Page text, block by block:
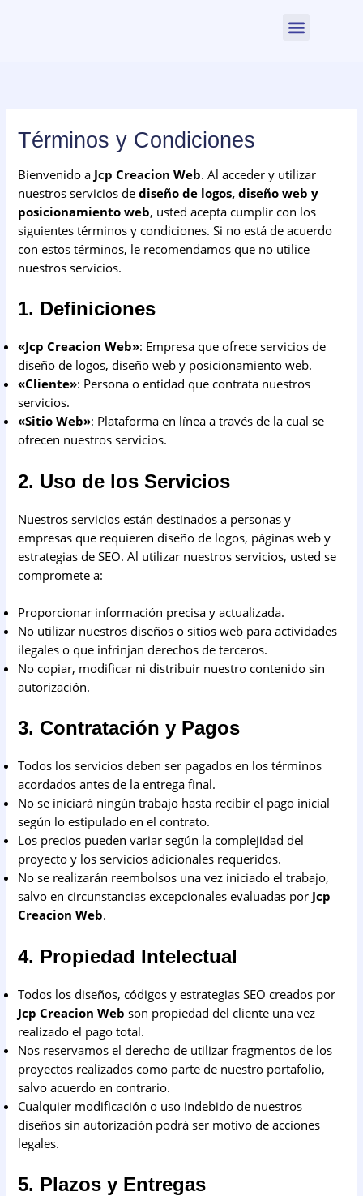
Términos y Condiciones
Bienvenido a Jcp Creacion Web. Al acceder y utilizar
nuestros servicios dediseño de logos, diseño web y
posicionamiento web, usted acepta cumplir con los
siguientes términos y condiciones. Si no está de acuerdo
con estos términos, le recomendamos que no utilice
nuestros servicios.
1. Definiciones
«Jcp Creacion Web»: Empresa que ofrece servicios de
diseño de logos, diseño web y posicionamiento web.
«Cliente»: Persona o entidad que contrata nuestros
servicios.
«Sitio Web»: Plataforma en línea a través de la cual se
ofrecen nuestros servicios.
2. Uso de los Servicios
Nuestros servicios están destinados a personas y
empresas que requieren diseño de logos, páginas web y
estrategias de SEO. Al utilizar nuestros servicios, usted se
compromete a:
Proporcionar información precisa y actualizada.
No utilizar nuestros diseños o sitios web para actividades
ilegales o que infrinjan derechos de terceros.
No copiar, modificar ni distribuir nuestro contenido sin
autorización.
3. Contratación y Pagos
Todos los servicios deben ser pagados en los términos
acordados antes de la entrega final.
No se iniciará ningún trabajo hasta recibir el pago inicial
según lo estipulado en el contrato.
Los precios pueden variar según la complejidad del
proyecto y los servicios adicionales requeridos.
No se realizarán reembolsos una vez iniciado el trabajo,
salvo en circunstancias excepcionales evaluadas por Jcp
Creacion Web.
4. Propiedad Intelectual
Todos los diseños, códigos y estrategias SEO creados por
Jcp Creacion Web son propiedad del cliente una vez
realizado el pago total.
Nos reservamos el derecho de utilizar fragmentos de los
proyectos realizados como parte de nuestro portafolio,
salvo acuerdo en contrario.
Cualquier modificación o uso indebido de nuestros
diseños sin autorización podrá ser motivo de acciones
legales.
5. Plazos y Entregas